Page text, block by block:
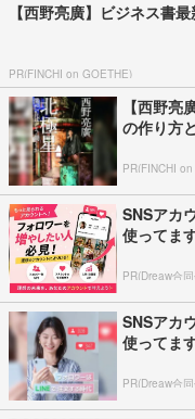
【西野亮廣】ビジネス書
PR(FINCHI on GOETHE)
【西野亮
の作り方
PR(FINCHI
SNSアカ
使ってます
PR(Dreaw合
SNSアカ
使ってます
PR(Dreaw合